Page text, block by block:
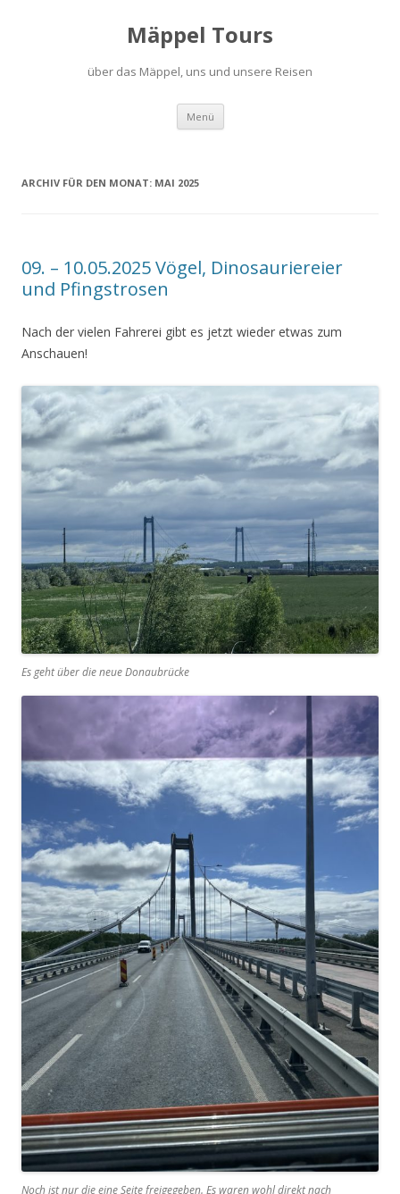
Mäppel Tours
über das Mäppel, uns und unsere Reisen
Menü Zum
springen
ARCHIV FÜR DEN MONAT: MAI 2025
09. – 10.05.2025 Vögel, Dinosauriereier
und Pfingstrosen
Nach der vielen Fahrerei gibt es jetzt wieder etwas zum
Anschauen!
Es geht über die neue Donaubrücke
Noch ist nur die eine Seite freigegeben. Es waren wohl direkt nach